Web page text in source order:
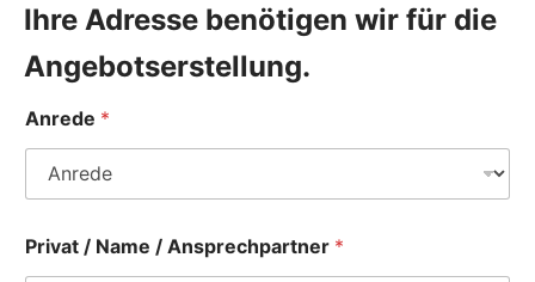
Ihre Adresse benötigen wir für die
Angebotserstellung.
Anrede *
Privat / Name / Ansprechpartner *